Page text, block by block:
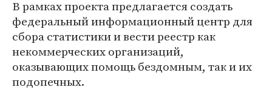
В рамках проекта предлагается создать
федеральный информационный центр для
сбора статистики и вести реестр как
некоммерческих организаций,
оказывающих помощь бездомным, так и их
подопечных.